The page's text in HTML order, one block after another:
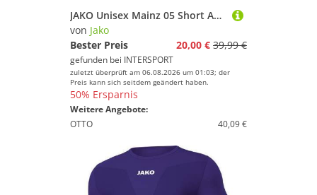
JAKO Unisex Mainz 05 Short Away
von Jako
Bester Preis
20,00 € 39,99 €
gefunden bei INTERSPORT
zuletzt überprüft am 06.08.2026 um 01:03; der
Preis kann sich seitdem geändert haben.
50% Ersparnis
Weitere Angebote:
OTTO
40,09 €